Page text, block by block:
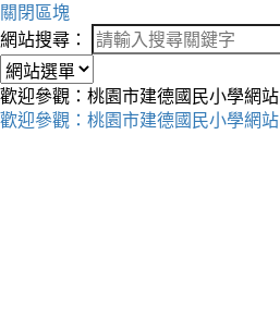
關閉區塊
網站搜尋：
歡迎參觀：桃園市建德國民小學網站
歡迎參觀：桃園市建德國民小學網站